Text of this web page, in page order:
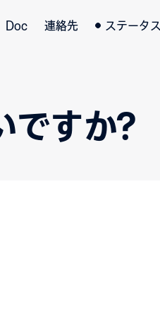
Doc 連絡先 ステータス
ですか?